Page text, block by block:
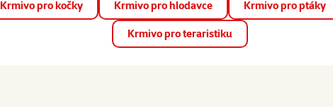
📱 Stáhněte si novou aplikaci Super zoo.Více informací
Krmivo pro kočky Krmivo pro hlodavce Krmivo pro ptáky
Krmivo pro teraristiku